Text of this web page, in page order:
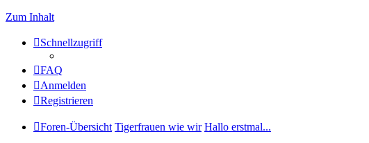
Zum Inhalt
Schnellzugriff
FAQ
Anmelden
Registrieren
Foren-Übersicht Tigerfrauen wie wir Hallo erstmal...